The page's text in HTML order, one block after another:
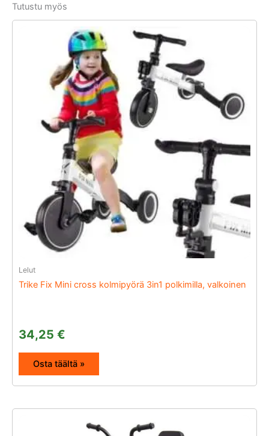
Tutustu myös
Lelut
Trike Fix Mini cross kolmipyörä 3in1 polkimilla, valkoinen
34,25 €
Osta täältä »